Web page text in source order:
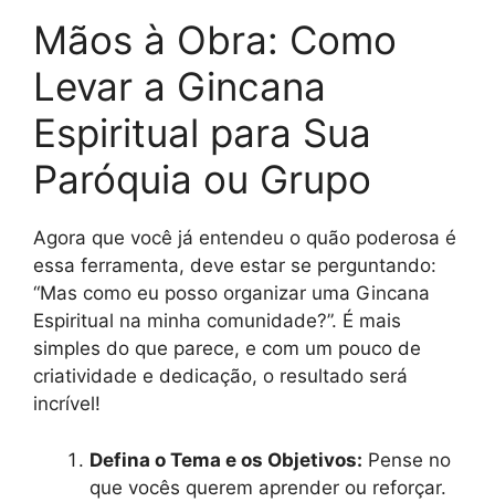
Mãos à Obra: Como
Levar a Gincana
Espiritual para Sua
Paróquia ou Grupo
Agora que você já entendeu o quão poderosa é
essa ferramenta, deve estar se perguntando:
“Mas como eu posso organizar uma Gincana
Espiritual na minha comunidade?”. É mais
simples do que parece, e com um pouco de
criatividade e dedicação, o resultado será
incrível!
Defina o Tema e os Objetivos: Pense no
que vocês querem aprender ou reforçar.